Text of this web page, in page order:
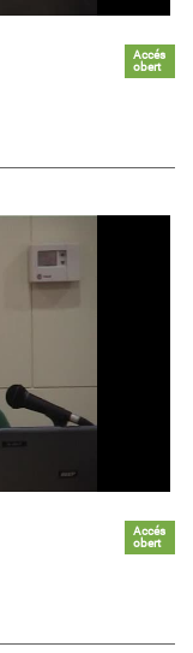
Accés
obert
Accés
obert